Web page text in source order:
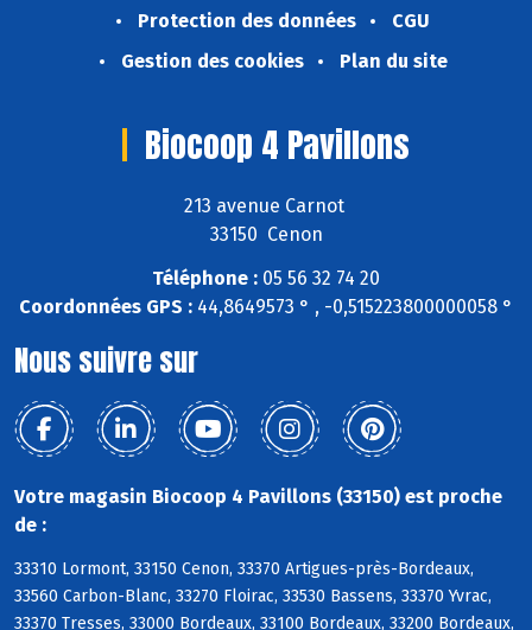
Protection des données
CGU
Gestion des cookies
Plan du site
Biocoop 4 Pavillons
213 avenue Carnot
33150 Cenon
Téléphone : 05 56 32 74 20
Coordonnées GPS : 44,8649573 ° , -0,515223800000058 °
Nous suivre sur
Votre magasin Biocoop 4 Pavillons (33150) est proche
de :
33310 Lormont, 33150 Cenon, 33370 Artigues-près-Bordeaux,
33560 Carbon-Blanc, 33270 Floirac, 33530 Bassens, 33370 Yvrac,
33370 Tresses, 33000 Bordeaux, 33100 Bordeaux, 33200 Bordeaux,